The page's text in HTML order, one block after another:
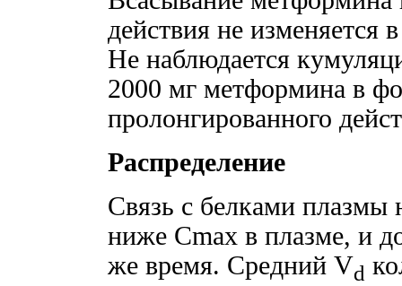
действия не изменяется
Не наблюдается
2000 мг метформина в
пролонгированного
Распределение
Связь с белками плазмы
ниже Cmax в плазме, и
же время. Средний Vd